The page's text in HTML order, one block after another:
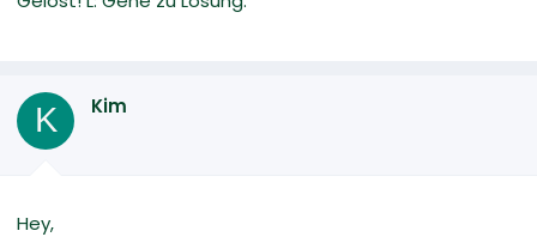
K Kim
Hey,